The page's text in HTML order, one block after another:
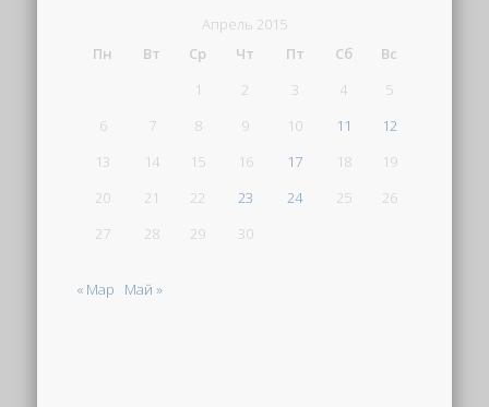
Апрель 2015
Пн
Вт Ср Чт Пт Сб
Вс
1
2 3 4
5
6
7 8 9 10 11
12
13
14 15 16 17 18
19
20
21 22 23 24 25
26
27
28 29 30
« Мар Май »